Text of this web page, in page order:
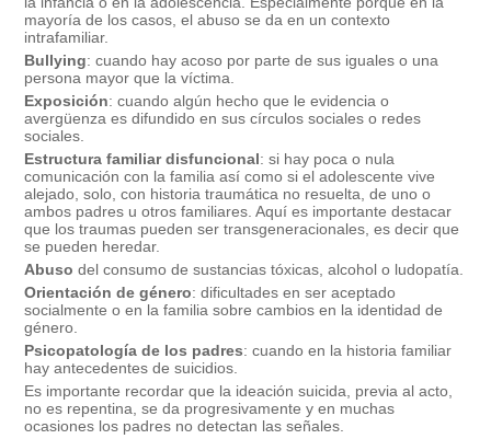
mayoría de los casos, el abuso se da en un contexto
intrafamiliar.
Bullying: cuando hay acoso por parte de sus iguales o una
persona mayor que la víctima.
Exposición: cuando algún hecho que le evidencia o
avergüenza es difundido en sus círculos sociales o redes
sociales.
Estructura familiar disfuncional: si hay poca o nula
comunicación con la familia así como si el adolescente vive
alejado, solo, con historia traumática no resuelta, de uno o
ambos padres u otros familiares. Aquí es importante destacar
que los traumas pueden ser transgeneracionales, es decir que
se pueden heredar.
Abusodel consumo de sustancias tóxicas, alcohol o ludopatía.
Orientación de género: dificultades en ser aceptado
socialmente o en la familia sobre cambios en la identidad de
género.
Psicopatología de los padres: cuando en la historia familiar
hay antecedentes de suicidios.
Es importante recordar que la ideación suicida, previa al acto,
no es repentina, se da progresivamente y en muchas
ocasiones los padres no detectan las señales.